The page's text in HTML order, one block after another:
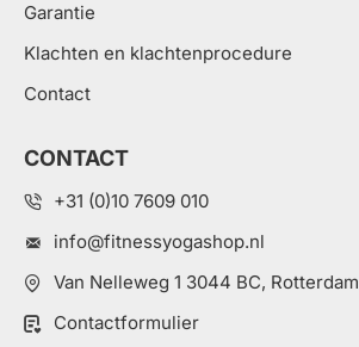
Garantie
Klachten en klachtenprocedure
Contact
CONTACT
+31 (0)10 7609 010
info@fitnessyogashop.nl
Van Nelleweg 1 3044 BC, Rotterdam
Contactformulier